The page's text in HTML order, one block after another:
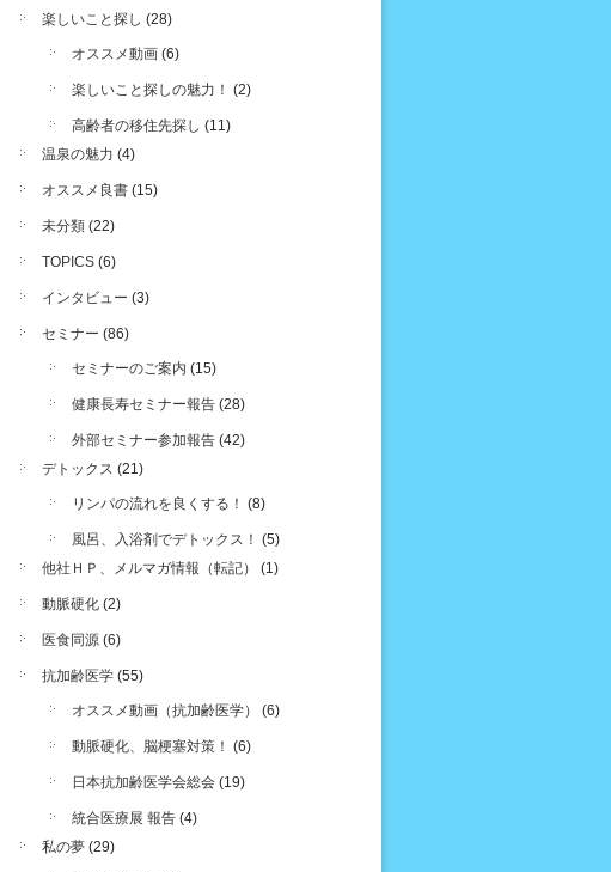
楽しいこと探し (28)
オススメ動画 (6)
楽しいこと探しの魅力！ (2)
高齢者の移住先探し (11)
温泉の魅力 (4)
オススメ良書 (15)
未分類 (22)
TOPICS (6)
インタビュー (3)
セミナー (86)
セミナーのご案内 (15)
健康長寿セミナー報告 (28)
外部セミナー参加報告 (42)
デトックス (21)
リンパの流れを良くする！ (8)
風呂、入浴剤でデトックス！ (5)
他社ＨＰ、メルマガ情報（転記）
(1)
動脈硬化 (2)
医食同源 (6)
抗加齢医学 (55)
オススメ動画（抗加齢医学） (6)
動脈硬化、脳梗塞対策！ (6)
日本抗加齢医学会総会 (19)
統合医療展 報告 (4)
私の夢 (29)